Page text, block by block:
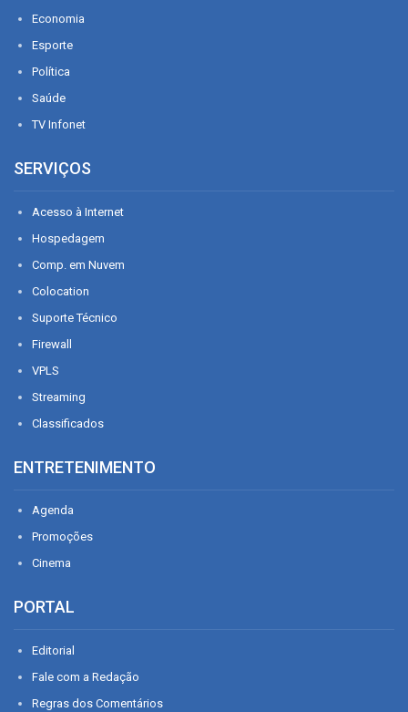
Economia
Esporte
Política
Saúde
TV Infonet
SERVIÇOS
Acesso à Internet
Hospedagem
Comp. em Nuvem
Colocation
Suporte Técnico
Firewall
VPLS
Streaming
Classificados
ENTRETENIMENTO
Agenda
Promoções
Cinema
PORTAL
Editorial
Fale com a Redação
Regras dos Comentários